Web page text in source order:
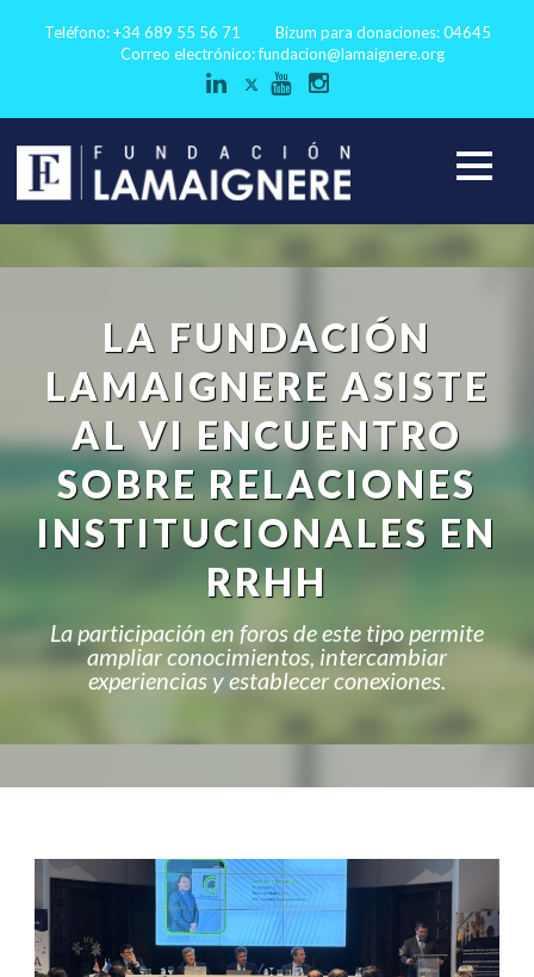
Teléfono: +34 689 55 56 71
Bizum para donaciones: 04645
Correo electrónico:fundacion@lamaignere.org
LA FUNDACIÓN
LAMAIGNERE ASISTE
AL VI ENCUENTRO
SOBRE RELACIONES
INSTITUCIONALES EN
RRHH
La participación en foros de este tipo permite
ampliar conocimientos, intercambiar
experiencias y establecer conexiones.